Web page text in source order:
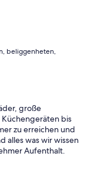
beliggenheten,
große
Küchengeräten bis
zu erreichen und
alles was wir wissen
Aufenthalt.